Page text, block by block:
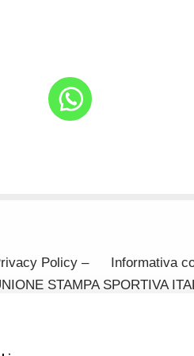
Policy – Informativa
STAMPA SPORTIVA
370371 Codice Fiscale
email: aas-privacy@gmail.com